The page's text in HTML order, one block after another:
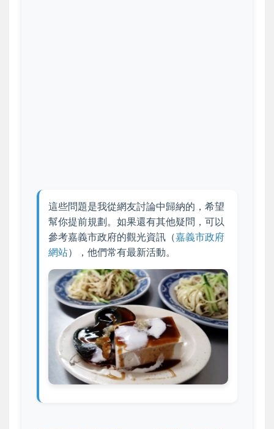
這些問題是我從網友討論中歸納的，希望
幫你提前規劃。如果還有其他疑問，可以
參考嘉義市政府的觀光資訊（嘉義市政府
網站），他們常有最新活動。